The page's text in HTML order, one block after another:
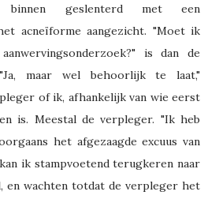
binnen geslenterd met een
acneïforme aangezicht. "Moet ik
is dan de
maar wel behoorlijk te laat,"
of ik, afhankelijk van wie eerst
is. Meestal de verpleger. "Ik heb
het afgezaagde excuus van
ik stampvoetend terugkeren naar
en wachten totdat de verpleger het